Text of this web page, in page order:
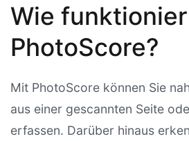
Wie
PhotoScore?
Mit PhotoScore können Sie
aus einer gescannten Seite
erfassen. Darüber hinaus